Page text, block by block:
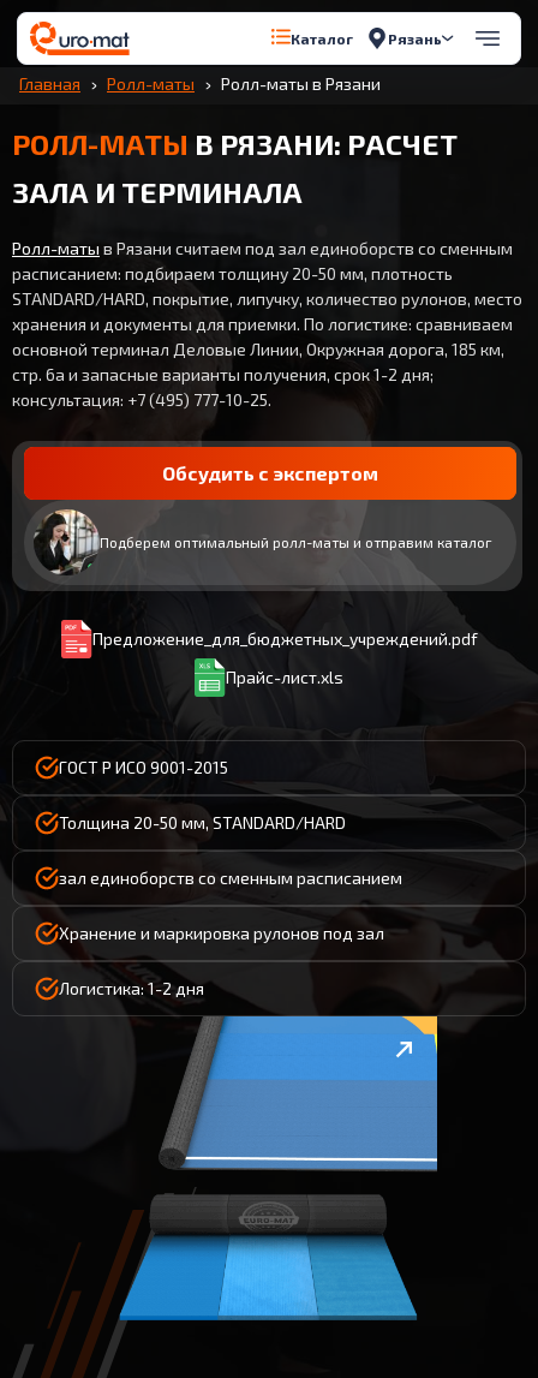
Каталог Рязань
Главная Ролл-маты Ролл-маты в Рязани
РОЛЛ-МАТЫ В РЯЗАНИ: РАСЧЕТ
ЗАЛА И ТЕРМИНАЛА
Ролл-маты в Рязани считаем под зал единоборств со сменным
расписанием: подбираем толщину 20-50 мм, плотность
STANDARD/HARD, покрытие, липучку, количество рулонов, место
хранения и документы для приемки. По логистике: сравниваем
основной терминал Деловые Линии, Окружная дорога, 185 км,
стр. 6а и запасные варианты получения, срок 1-2 дня;
консультация: +7 (495) 777-10-25.
Обсудить с экспертом
Подберем оптимальный ролл-маты и отправим каталог
Предложение_для_бюджетных_учреждений.pdf
Прайс-лист.xls
ГОСТ Р ИСО 9001-2015
Толщина 20-50 мм, STANDARD/HARD
зал единоборств со сменным расписанием
Хранение и маркировка рулонов под зал
Логистика: 1-2 дня